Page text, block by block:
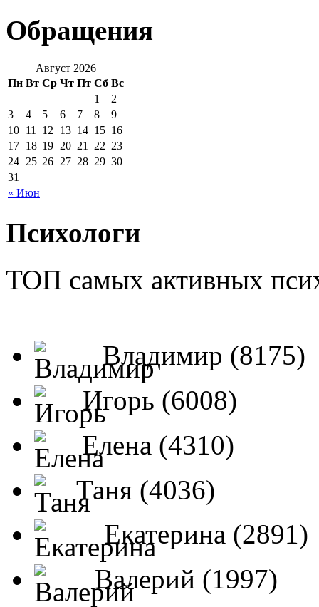
Обращения
Август 2026
Пн Вт Ср Чт Пт Сб Вс
« Июн
1
2
3
4 5 6 7 8
9
10 11 12 13 14 15 16
17 18 19 20 21 22 23
24 25 26 27 28 29 30
31
Психологи
ТОП самых активных
Владимир (8175)
Игорь (6008)
Елена (4310)
Таня (4036)
Екатерина (2891)
Валерий (1997)